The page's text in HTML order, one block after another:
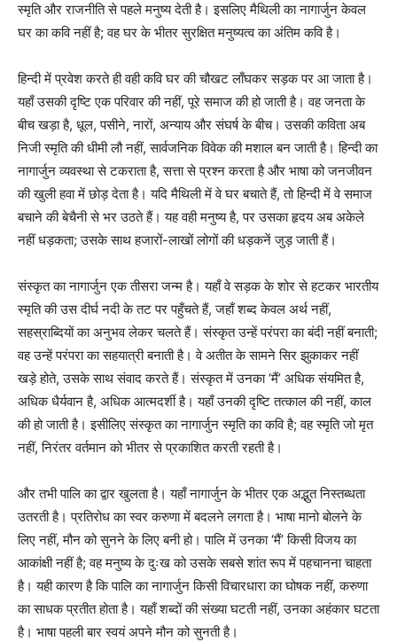
स्मृति और राजनीति से पहले मनुष्य देती है। इसलिए मैथिली का नागार्जुन केवल
घर का कवि नहीं है; वह घर के भीतर सुरक्षित मनुष्यत्व का अंतिम कवि है।
हिन्दी में प्रवेश करते ही वही कवि घर की चौखट लाँघकर सड़क पर आ जाता है।
यहाँ उसकी दृष्टि एक परिवार की नहीं, पूरे समाज की हो जाती है। वह जनता के
बीच खड़ा है, धूल, पसीने, नारों, अन्याय और संघर्ष के बीच। उसकी कविता अब
निजी स्मृति की धीमी लौ नहीं, सार्वजनिक विवेक की मशाल बन जाती है। हिन्दी का
नागार्जुन व्यवस्था से टकराता है, सत्ता से प्रश्न करता है और भाषा को जनजीवन
की खुली हवा में छोड़ देता है। यदि मैथिली में वे घर बचाते हैं, तो हिन्दी में वे समाज
बचाने की बेचैनी से भर उठते हैं। यह वही मनुष्य है, पर उसका हृदय अब अकेले
नहीं धड़कता; उसके साथ हजारों-लाखों लोगों की धड़कनें जुड़ जाती हैं।
संस्कृत का नागार्जुन एक तीसरा जन्म है। यहाँ वे सड़क के शोर से हटकर भारतीय
स्मृति की उस दीर्घ नदी के तट पर पहुँचते हैं, जहाँ शब्द केवल अर्थ नहीं,
सहस्राब्दियों का अनुभव लेकर चलते हैं। संस्कृत उन्हें परंपरा का बंदी नहीं बनाती;
वह उन्हें परंपरा का सहयात्री बनाती है। वे अतीत के सामने सिर झुकाकर नहीं
खड़े होते, उसके साथ संवाद करते हैं। संस्कृत में उनका ‘मैं’ अधिक संयमित है,
अधिक धैर्यवान है, अधिक आत्मदर्शी है। यहाँ उनकी दृष्टि तत्काल की नहीं, काल
की हो जाती है। इसीलिए संस्कृत का नागार्जुन स्मृति का कवि है; वह स्मृति जो मृत
नहीं, निरंतर वर्तमान को भीतर से प्रकाशित करती रहती है।
और तभी पालि का द्वार खुलता है। यहाँ नागार्जुन के भीतर एक अद्भुत निस्तब्धता
उतरती है। प्रतिरोध का स्वर करुणा में बदलने लगता है। भाषा मानो बोलने के
लिए नहीं, मौन को सुनने के लिए बनी हो। पालि में उनका ‘मैं’ किसी विजय का
आकांक्षी नहीं है; वह मनुष्य के दुःख को उसके सबसे शांत रूप में पहचानना चाहता
है। यही कारण है कि पालि का नागार्जुन किसी विचारधारा का घोषक नहीं, करुणा
का साधक प्रतीत होता है। यहाँ शब्दों की संख्या घटती नहीं, उनका अहंकार घटता
है। भाषा पहली बार स्वयं अपने मौन को सुनती है।